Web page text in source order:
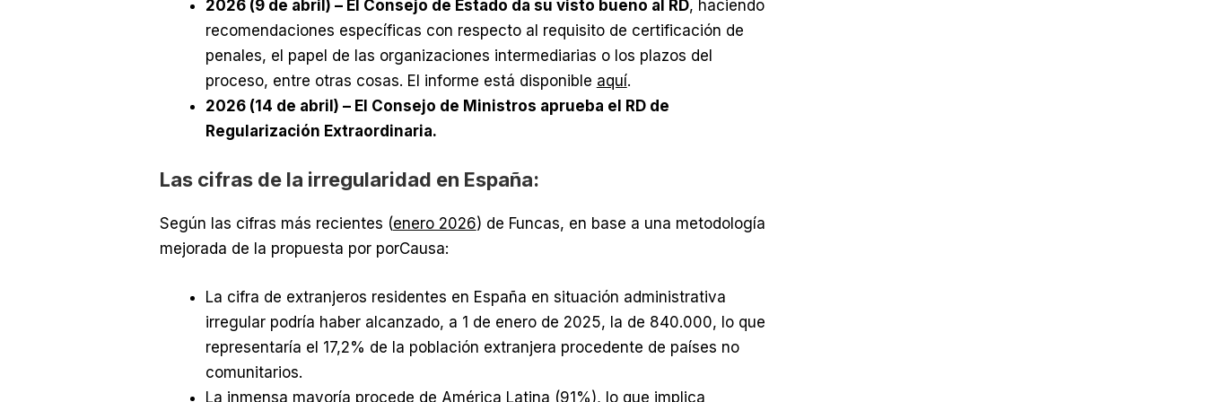
2026 (9 de abril) – El Consejo de Estado da su visto bueno al RD, haciendo
recomendaciones específicas con respecto al requisito de certificación de
penales, el papel de las organizaciones intermediarias o los plazos del
proceso, entre otras cosas. El informe está disponible aquí.
2026 (14 de abril) – El Consejo de Ministros aprueba el RD de
Regularización Extraordinaria.
Las cifras de la irregularidad en España:
Según las cifras más recientes (enero 2026) de Funcas, en base a una metodología
mejorada de la propuesta por porCausa:
La cifra de extranjeros residentes en España en situación administrativa
irregular podría haber alcanzado, a 1 de enero de 2025, la de 840.000, lo que
representaría el 17,2% de la población extranjera procedente de países no
comunitarios.
La inmensa mayoría procede de América Latina (91%), lo que implica